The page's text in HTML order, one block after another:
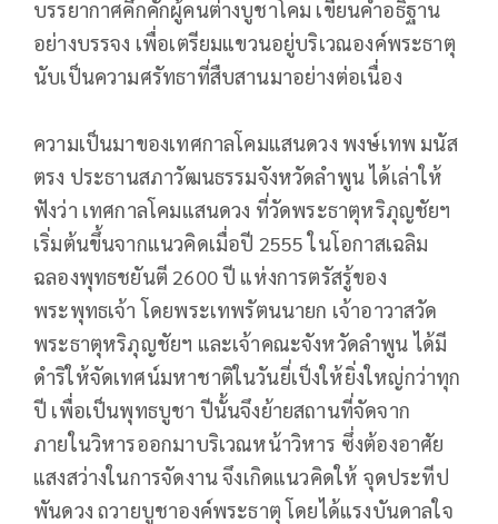
บรรยากาศคึกคักผู้คนต่างบูชาโคม เขียนคำอธิฐาน
อย่างบรรจง เพื่อเตรียมแขวนอยู่บริเวณองค์พระธาตุ
นับเป็นความศรัทธาที่สืบสานมาอย่างต่อเนื่อง
ความเป็นมาของเทศกาลโคมแสนดวง พงษ์เทพ มนัส
ตรง ประธานสภาวัฒนธรรมจังหวัดลำพูน ได้เล่าให้
ฟังว่า เทศกาลโคมแสนดวง ที่วัดพระธาตุหริภุญชัยฯ
เริ่มต้นขึ้นจากแนวคิดเมื่อปี 2555 ในโอกาสเฉลิม
ฉลองพุทธชยันตี 2600 ปี แห่งการตรัสรู้ของ
พระพุทธเจ้า โดยพระเทพรัตนนายก เจ้าอาวาสวัด
พระธาตุหริภุญชัยฯ และเจ้าคณะจังหวัดลำพูน ได้มี
ดำริให้จัดเทศน์มหาชาติในวันยี่เป็งให้ยิ่งใหญ่กว่าทุก
ปี เพื่อเป็นพุทธบูชา ปีนั้นจึงย้ายสถานที่จัดจาก
ภายในวิหารออกมาบริเวณหน้าวิหาร ซึ่งต้องอาศัย
แสงสว่างในการจัดงาน จึงเกิดแนวคิดให้ จุดประทีป
พันดวง ถวายบูชาองค์พระธาตุ โดยได้แรงบันดาลใจ